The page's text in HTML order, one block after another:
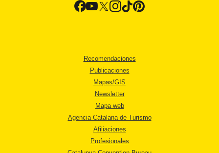
Recomendaciones
Publicaciones
Mapas/GIS
Newsletter
Mapa web
Agencia Catalana de Turismo
Afiliaciones
Profesionales